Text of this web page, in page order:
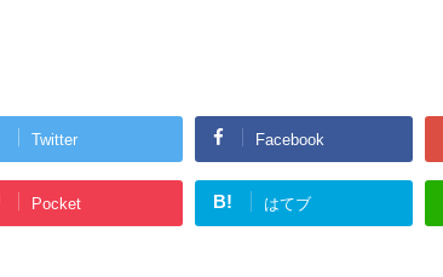
Twitter Facebook
Pocket B! はてブ